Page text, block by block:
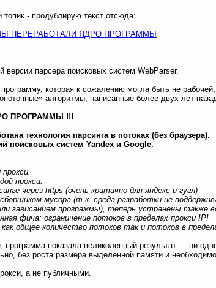
топик - продублирую текст отсюда:
МЫ ПЕРЕРАБОТАЛИ ЯДРО ПРОГРАММЫ
парсера поисковых систем WebParser.
которая к сожалению могла быть не рабочей,
алгоритмы, написанные более двух лет
ПРОГРАММЫ !!!
технология парсинга в потоках (без браузера).
поисковых систем Yandex и Google.
прокси.
через https (очень критично для яндекс и гугл)
мусора (т.к. среда разработки не
зависанием программы), теперь устранены также
фича: ограничение потоков в пределах прокси IP!
общее количество потоков так и потоков в
программа показала великолепный результат — ни
без роста размера выделенной памяти и
а не публичными.